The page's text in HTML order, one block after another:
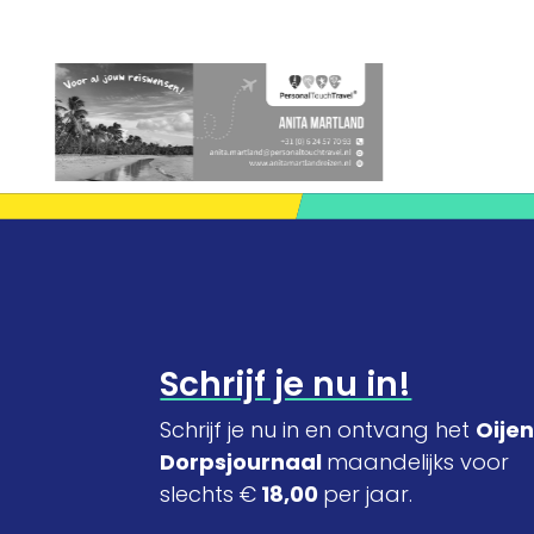
Schrijf je nu in!
Schrijf je nu in en ontvang het
Dorpsjournaal maandelijks voor
slechts € 18,00 per jaar.